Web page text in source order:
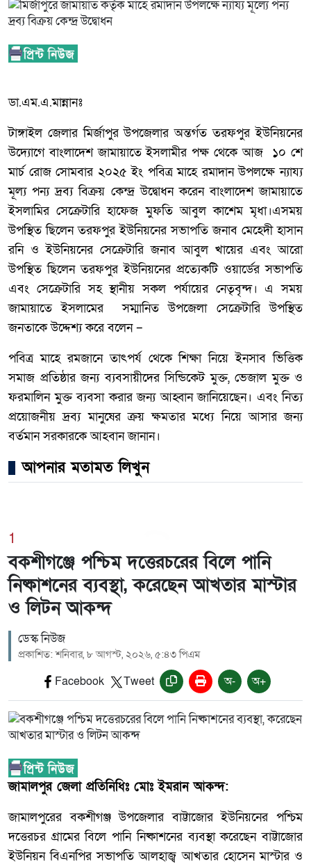
ডা.এম.এ.মান্নানঃ
টাঙ্গাইল জেলার মির্জাপুর উপজেলার অন্তর্গত তরফপুর ইউনিয়নের
উদ্যোগে বাংলাদেশ জামায়াতে ইসলামীর পক্ষ থেকে আজ ১০ শে
মার্চ রোজ সোমবার ২০২৫ ইং পবিত্র মাহে রমাদান উপলক্ষে ন্যায্য
মূল্য পন্য দ্রব্য বিক্রয় কেন্দ্র উদ্বোধন করেন বাংলাদেশ জামায়াতে
ইসলামির সেক্রেটারি হাফেজ মুফতি আবুল কাশেম মৃধা।এসময়
উপস্থিত ছিলেন তরফপুর ইউনিয়নের সভাপতি জনাব মেহেদী হাসান
রনি ও ইউনিয়নের সেক্রেটারি জনাব আবুল খায়ের এবং আরো
উপস্থিত ছিলেন তরফপুর ইউনিয়নের প্রত্যেকটি ওয়ার্ডের সভাপতি
এবং সেক্রেটারি সহ স্থানীয় সকল পর্যায়ের নেতৃবৃন্দ। এ সময়
জামায়াতে ইসলামের সম্মানিত উপজেলা সেক্রেটারি উপস্থিত
জনতাকে উদ্দেশ্য করে বলেন –
পবিত্র মাহে রমজানে তাৎপর্য থেকে শিক্ষা নিয়ে ইনসাব ভিত্তিক
সমাজ প্রতিষ্ঠার জন্য ব্যবসায়ীদের সিন্ডিকেট মুক্ত, ভেজাল মুক্ত ও
ফরমালিন মুক্ত ব্যবসা করার জন্য আহ্বান জানিয়েছেন। এবং নিত্য
প্রয়োজনীয় দ্রব্য মানুষের ক্রয় ক্ষমতার মধ্যে নিয়ে আসার জন্য
বর্তমান সরকারকে আহবান জানান।
আপনার মতামত লিখুন
1
বকশীগঞ্জে পশ্চিম দত্তেরচরের বিলে পানি
নিষ্কাশনের ব্যবস্থা, করেছেন আখতার মাস্টার
ও লিটন আকন্দ
ডেস্ক নিউজ
প্রকাশিত: শনিবার, ৮ আগস্ট, ২০২৬, ৫:৪৩ পিএম
Facebook Tweet অ- অ+
জামালপুর জেলা প্রতিনিধিঃ মোঃ ইমরান আকন্দ:
জামালপুরের বকশীগঞ্জ উপজেলার বাট্টাজোর ইউনিয়নের পশ্চিম
দত্তেরচর গ্রামের বিলে পানি নিষ্কাশনের ব্যবস্থা করেছেন বাট্টাজোর
ইউনিয়ন বিএনপির সভাপতি আলহাজ্ব আখতার হোসেন মাস্টার ও